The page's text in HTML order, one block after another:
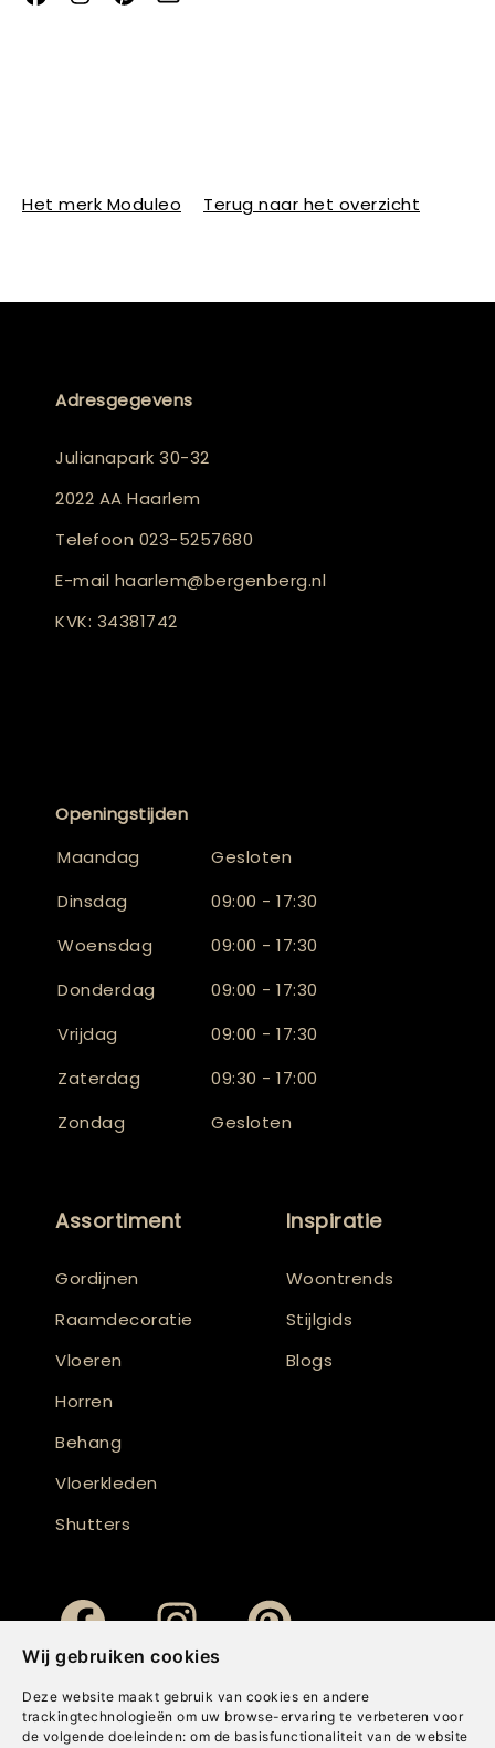
Wij gebruiken cookies
Deze website maakt gebruik van cookies en andere
trackingtechnologieën om uw browse-ervaring te verbeteren voor
de volgende doeleinden: om de basisfunctionaliteit van de website
Het merk Moduleo Terug naar het overzicht
Adresgegevens
Julianapark 30-32
2022 AA Haarlem
Telefoon 023-5257680
E-mail haarlem@bergenberg.nl
KVK: 34381742
Openingstijden
Maandag
Gesloten
Dinsdag
09:00 - 17:30
Woensdag
09:00 - 17:30
Donderdag
09:00 - 17:30
Vrijdag
09:00 - 17:30
Zaterdag
09:30 - 17:00
Zondag
Gesloten
Assortiment
Gordijnen
Raamdecoratie
Vloeren
Horren
Behang
Vloerkleden
Shutters
Inspiratie
Woontrends
Stijlgids
Blogs